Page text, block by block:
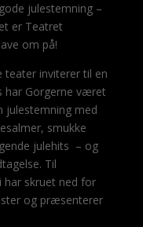
julestemning –
er Teatret
om på!
teater inviterer til en
har Gorgerne været
julestemning med
smukke
julehits – og
Til
har skruet ned for
og præsenterer